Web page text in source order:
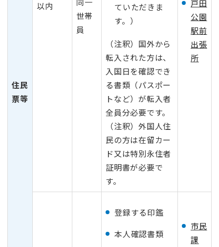
住民
票等
以内
世帯
員
ていただきま
す。）
（注釈）国外から
転入された方は、
入国日を確認でき
る書類（パスポー
トなど）が転入者
全員分必要です。
（注釈）外国人住
民の方は在留カー
ド又は特別永住者
証明書が必要で
す。
戸田
公園
駅前
出張
所
登録する印鑑
本人確認書類
市民
課